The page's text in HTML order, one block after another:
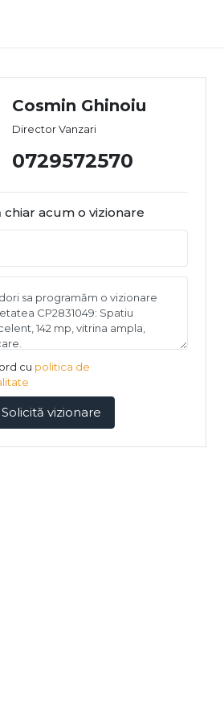
Cosmin Ghinoiu
Director Vanzari
0729572570
chiar acum o vizionare
cu politica de
Solicită vizionare